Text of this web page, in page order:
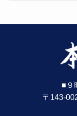
■９
〒143-